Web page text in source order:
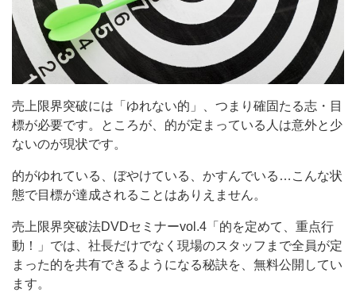
売上限界突破には「ゆれない的」、つまり確固たる志・目
標が必要です。ところが、的が定まっている人は意外と少
ないのが現状です。
的がゆれている、ぼやけている、かすんでいる…こんな状
態で目標が達成されることはありえません。
売上限界突破法DVDセミナーvol.4「的を定めて、重点行
動！」では、社長だけでなく現場のスタッフまで全員が定
まった的を共有できるようになる秘訣を、無料公開してい
ます。